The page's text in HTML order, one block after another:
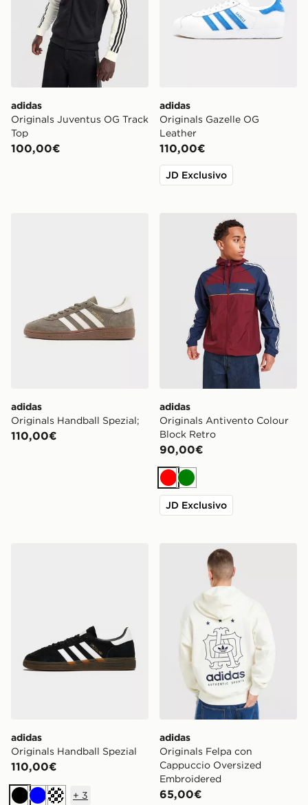
adidas
Originals Juventus OG Track
Top
100,00€
adidas
Originals Gazelle OG
Leather
110,00€
JD Exclusivo
adidas
Originals Handball Spezial;
110,00€
adidas Originals
adidas
Originals Antivento Colour
Block Retro
90,00€
RossoVerde
JD Exclusivo
adidas
Originals Handball Spezial
110,00€
+ 3
adidas Originals Felpa
adidas
Originals Felpa con
Cappuccio Oversized
Embroidered
65,00€